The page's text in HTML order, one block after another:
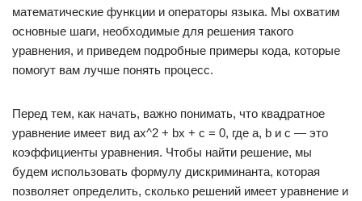
математические функции и операторы языка. Мы охватим
основные шаги, необходимые для решения такого
уравнения, и приведем подробные примеры кода, которые
помогут вам лучше понять процесс.
Перед тем, как начать, важно понимать, что квадратное
уравнение имеет вид ax^2 + bx + c = 0, где a, b и c — это
коэффициенты уравнения. Чтобы найти решение, мы
будем использовать формулу дискриминанта, которая
позволяет определить, сколько решений имеет уравнение и